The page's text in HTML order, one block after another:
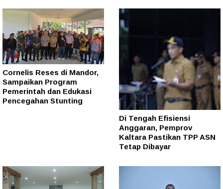
Cornelis Reses di Mandor,
Sampaikan Program
Pemerintah dan Edukasi
Pencegahan Stunting
Di Tengah Efisiensi
Anggaran, Pemprov
Kaltara Pastikan TPP ASN
Tetap Dibayar